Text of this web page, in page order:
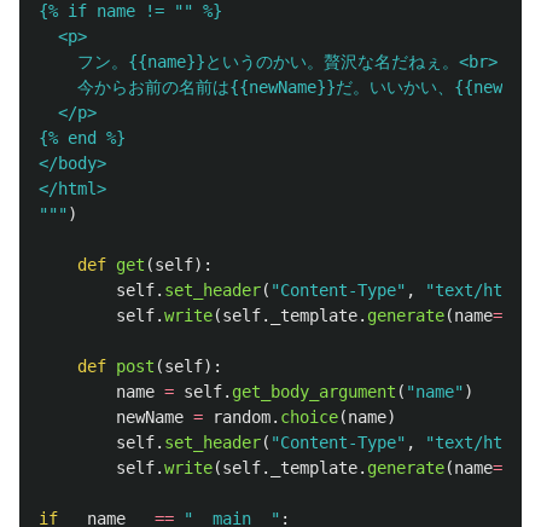
{% if name !=
""
%}
  <p>
    フン。{{name}}というのかい。贅沢な名だねぇ。<br>
今からお前の名前は{{newName}}だ。いいかい、
  </p>
{% end %}
</body>
""" )
def get (self):
self. set_header( "Content-Type" , "text/html
self.write(self. _template. generate(name=
def post (self):
name = self. get_body_argument ( "name" )
newName = random. choice(name)
self. set_header( "Content-Type" , "text/html
self.write(self. _template. generate(name=
if __name__ == " __main__ " :